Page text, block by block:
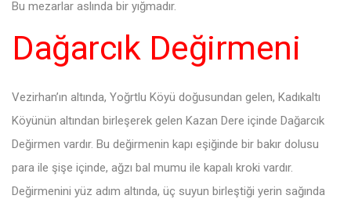
Bu mezarlar aslında bir yığmadır.
Dağarcık Değirmeni
Vezirhan’ın altında, Yoğrtlu Köyü doğusundan gelen, Kadıkaltı
Köyünün altından birleşerek gelen Kazan Dere içinde Dağarcık
Değirmen vardır. Bu değirmenin kapı eşiğinde bir bakır dolusu
para ile şişe içinde, ağzı bal mumu ile kapalı kroki vardır.
Değirmenini yüz adım altında, üç suyun birleştiği yerin sağında